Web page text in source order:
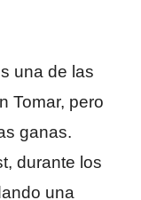
una de las
Tomar, pero
ganas.
durante los
una